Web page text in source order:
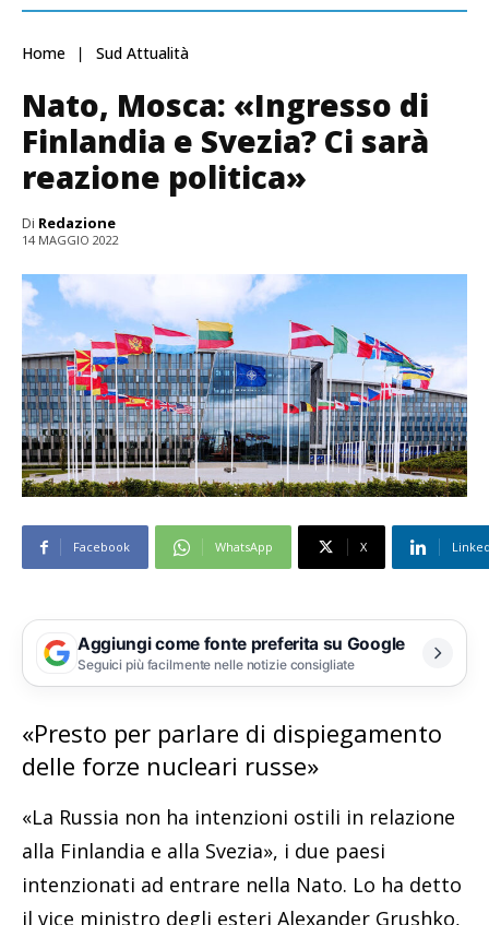
Home Sud Attualità
Nato, Mosca: «Ingresso di
Finlandia e Svezia? Ci sarà
reazione politica»
Di Redazione
14 MAGGIO 2022
Facebook WhatsApp X
Aggiungi come fonte preferita su Google
Seguici più facilmente nelle notizie consigliate
«Presto per parlare di dispiegamento
delle forze nucleari russe»
«La Russia non ha intenzioni ostili in relazione
alla Finlandia e alla Svezia», i due paesi
intenzionati ad entrare nella Nato. Lo ha detto
il vice ministro degli esteri Alexander Grushko,